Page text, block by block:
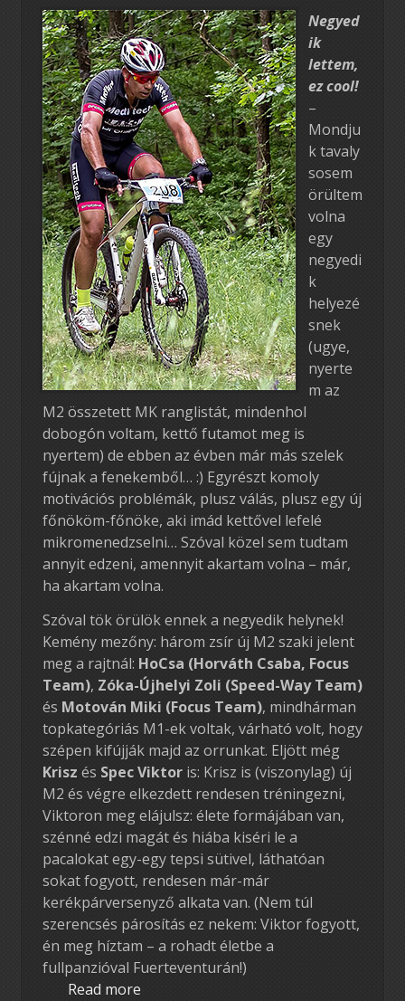
Negyed
ik
lettem,
ez cool!
–
Mondju
k tavaly
sosem
örültem
volna
egy
negyedi
k
helyezé
snek
(ugye,
nyerte
m az
M2 összetett MK ranglistát, mindenhol
dobogón voltam, kettő futamot meg is
nyertem) de ebben az évben már más szelek
fújnak a fenekemből… :) Egyrészt komoly
motivációs problémák, plusz válás, plusz egy új
főnököm-főnöke, aki imád kettővel lefelé
mikromenedzselni… Szóval közel sem tudtam
annyit edzeni, amennyit akartam volna – már,
ha akartam volna.
Szóval tök örülök ennek a negyedik helynek!
Kemény mezőny: három zsír új M2 szaki jelent
meg a rajtnál: HoCsa (Horváth Csaba, Focus
Team), Zóka-Újhelyi Zoli (Speed-Way Team)
és Motován Miki (Focus Team), mindhárman
topkategóriás M1-ek voltak, várható volt, hogy
szépen kifújják majd az orrunkat. Eljött még
Krisz és Spec Viktoris: Krisz is (viszonylag) új
M2 és végre elkezdett rendesen tréningezni,
Viktoron meg elájulsz: élete formájában van,
szénné edzi magát és hiába kiséri le a
pacalokat egy-egy tepsi sütivel, láthatóan
sokat fogyott, rendesen már-már
kerékpárversenyző alkata van. (Nem túl
szerencsés párosítás ez nekem: Viktor fogyott,
én meg híztam – a rohadt életbe a
fullpanzióval Fuerteventurán!)
Read more